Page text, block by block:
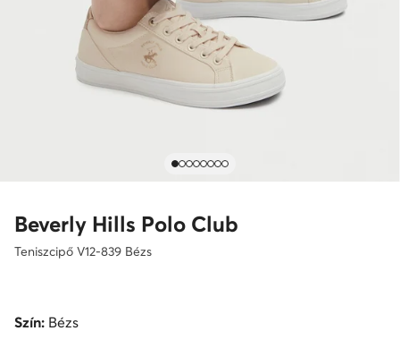
Beverly Hills Polo Club
Teniszcipő V12-839 Bézs
Szín: Bézs